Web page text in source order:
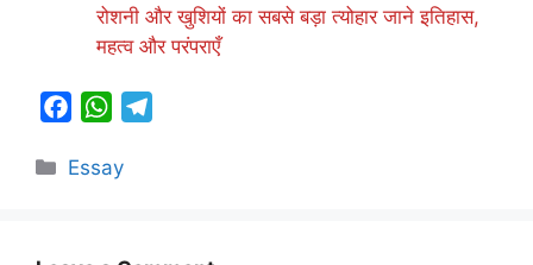
रोशनी और खुशियों का सबसे बड़ा त्योहार जाने इतिहास,
महत्व और परंपराएँ
c
W
a
Categories
Essay